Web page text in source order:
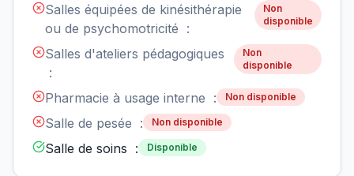
Salles équipées de kinésithérapie
ou de psychomotricité :
Non
disponible
Salles d'ateliers pédagogiques
:
Non
disponible
Pharmacie à usage interne : Non disponible
Salle de pesée : Non disponible
Salle de soins : Disponible